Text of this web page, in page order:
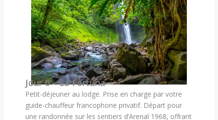
Jour 6 – La Fortuna
Petit-déjeuner au lodge. Prise en charge par votre
guide-chauffeur francophone privatif. Départ pour
une randonnée sur les sentiers d’Arenal 1968, offrant